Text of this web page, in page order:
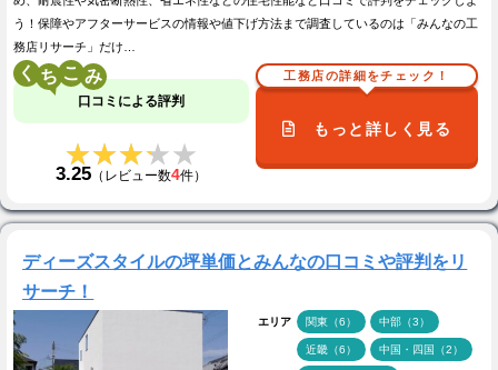
う！保障やアフターサービスの情報や値下げ方法まで調査しているのは「みんなの工
務店リサーチ」だけ…
く こ
口コミによる評判
★★★★★
★★★★★
3.25 （レビュー数4件）
工務店の詳細をチェック！
もっと詳しく見る
ディーズスタイルの坪単価とみんなの口コミや評判をリ
サーチ！
エリア 関東（6） 中部（3）
近畿（6） 中国・四国（2）